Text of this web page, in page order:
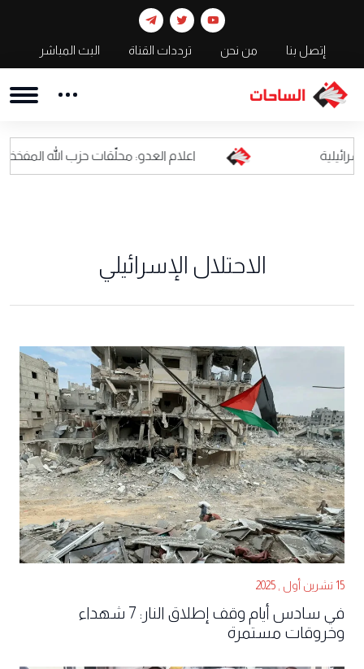
إتصل بنا من نحن ترددات القناة البث المباشر
اعلام العدو: محلّقات حزب الله المفخخة أصبحت كابوسا
الاحتلال الإسرائيلي
15 تشرين أول , 2025
في سادس أيام وقف إطلاق النار: 7 شهداء
وخروقات مستمرة